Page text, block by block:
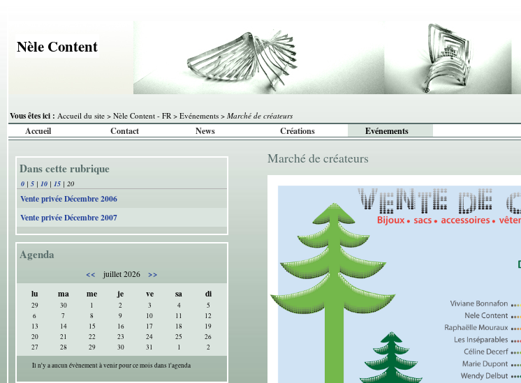
Nèle Content
Vous êtes ici : Accueil du site > Nèle Content - FR > Evénements > Marché de créateurs
Accueil Contact News Créations Evénements
Dans cette rubrique
0 | 5 | 10 | 15 | 20
Vente privée Décembre 2006
Vente privée Décembre 2007
Agenda
<< juillet 2026
>>
lu
ma me je ve sa di
29 30 1 2 3 4
5
6
7 8 9 10 11
12
13
14 15 16 17 18
19
20
21 22 23 24 25
26
27
28 29 30 31 1
2
Il n'y a aucun évènement à venir pour ce mois dans l'agenda
Marché de créateurs